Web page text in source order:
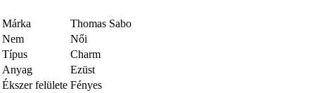
Márka
Thomas Sabo
Nem
Női
Típus
Charm
Anyag
Ezüst
Ékszer felülete Fényes